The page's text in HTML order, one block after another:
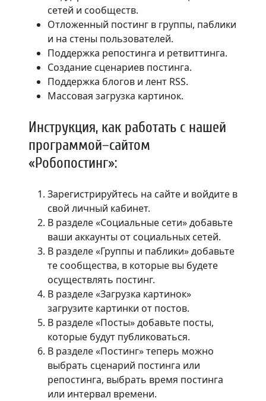
сетей и сообществ.
Отложенный постинг в группы, паблики
и на стены пользователей.
Поддержка репостинга и ретвиттинга.
Создание сценариев постинга.
Поддержка блогов и лент RSS.
Массовая загрузка картинок.
Инструкция, как работать с нашей
программой–сайтом
«Робопостинг»:
Зарегистрируйтесь на сайте и войдите в
свой личный кабинет.
В разделе «Социальные сети» добавьте
ваши аккаунты от социальных сетей.
В разделе «Группы и паблики» добавьте
те сообщества, в которые вы будете
осуществлять постинг.
В разделе «Загрузка картинок»
загрузите картинки от постов.
В разделе «Посты» добавьте посты,
которые будут публиковаться.
В разделе «Постинг» теперь можно
выбрать сценарий постинга или
репостинга, выбрать время постинга
или интервал времени.